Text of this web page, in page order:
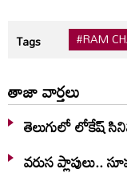
Tags #RAM
తాజా వార్తలు
తెలుగులో లోకేష్
వరుస ప్లాపులు..